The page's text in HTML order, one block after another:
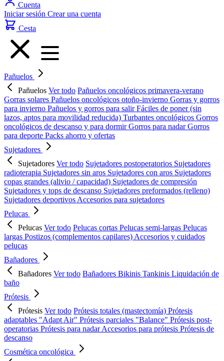
Cuenta
Iniciar sesión Crear una cuenta
Cesta
Pañuelos
Pañuelos Ver todo Pañuelos oncológicos primavera-verano
Gorras solares Pañuelos oncológicos otoño-invierno Gorras y gorros
para invierno Pañuelos y gorros para salirFáciles de poner (sin
lazos, aptos para movilidad reducida) Turbantes oncológicos Gorros
oncológicos de descanso y para dormirGorros para nadarGorros
para deporte Packs ahorro y ofertas
Sujetadores
Sujetadores Ver todo Sujetadores postoperatorios Sujetadores
radioterapia Sujetadores sin aros Sujetadores con aros Sujetadores
copas grandes (alivio / capacidad) Sujetadores de compresión
Sujetadores y tops de descanso Sujetadores preformados (relleno)
Sujetadores deportivos Accesorios para sujetadores
Pelucas
Pelucas Ver todo Pelucas cortas Pelucas semi-largas Pelucas
largas Postizos (complementos capilares) Accesorios y cuidados
pelucas
Bañadores
Bañadores Ver todo Bañadores Bikinis Tankinis Liquidación de
baño
Prótesis
Prótesis Ver todo Prótesis totales (mastectomía) Prótesis
adaptables "Adapt Air" Prótesis parciales "Balance" Prótesis post-
operatorias Prótesis para nadarAccesorios para prótesis Prótesis de
descanso
Cosmética oncológica